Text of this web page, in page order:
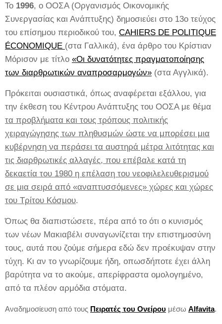
Το 1996, ο ΟΟΣΑ (Οργανισμός Οικονομικής
Συνεργασίας και Ανάπτυξης) δημοσιεύει στο 13ο τεύχος
του επίσημου περιοδικού του, CAHIERS DE POLITIQUE
ÉCONOMIQUE (στα Γαλλικά), ένα άρθρο του Κρίστιαν
Μόρισον με τίτλο «Οι δυνατότητες πραγματοποίησης
των διαρθρωτικών αναπροσαρμογών» (στα Αγγλικά).
Πρόκειται ουσιαστικά, όπως αναφέρεται εξάλλου, για
την έκθεση του Κέντρου Ανάπτυξης του ΟΟΣΑ με θέμα
τα προβλήματα και τους τρόπους πολιτικής
χειραγώγησης των πληθυσμών ώστε να μπορέσει μια
κυβέρνηση να περάσει τα αυστηρά μέτρα λιτότητας και
τις διαρθρωτικές αλλαγές, που επέβαλε κατά τη
δεκαετία του 1980 η επέλαση του νεοφιλελευθερισμού
σε μια σειρά από «αναπτυσσόμενες» χώρες και χώρες
του Τρίτου Κόσμου.
Όπως θα διαπιστώσετε, πέρα από το ότι ο κυνισμός
των νέων Μακιαβέλι συναγωνίζεται την επιστημοσύνη
τους, αυτά που ζούμε σήμερα εδώ δεν προέκυψαν στην
τύχη. Κι αν το γνωρίζουμε ήδη, οπωσδήποτε έχει άλλη
βαρύτητα να το ακούμε, απερίφραστα ομολογημένο,
από τα πλέον αρμόδια στόματα.
Αναδημοσίευση από τους Πειρατές του Ονείρου μέσω Alfavita.